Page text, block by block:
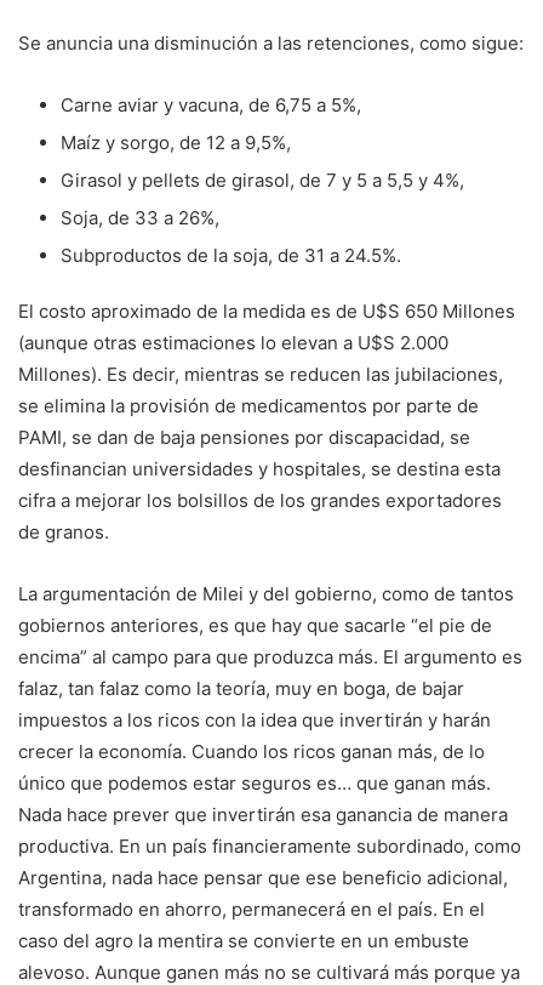
Se anuncia una disminución a las retenciones, como sigue:
Carne aviar y vacuna, de 6,75 a 5%,
Maíz y sorgo, de 12 a 9,5%,
Girasol y pellets de girasol, de 7 y 5 a 5,5 y 4%,
Soja, de 33 a 26%,
Subproductos de la soja, de 31 a 24.5%.
El costo aproximado de la medida es de U$S 650 Millones
(aunque otras estimaciones lo elevan a U$S 2.000
Millones). Es decir, mientras se reducen las jubilaciones,
se elimina la provisión de medicamentos por parte de
PAMI, se dan de baja pensiones por discapacidad, se
desfinancian universidades y hospitales, se destina esta
cifra a mejorar los bolsillos de los grandes exportadores
de granos.
La argumentación de Milei y del gobierno, como de tantos
gobiernos anteriores, es que hay que sacarle “el pie de
encima” al campo para que produzca más. El argumento es
falaz, tan falaz como la teoría, muy en boga, de bajar
impuestos a los ricos con la idea que invertirán y harán
crecer la economía. Cuando los ricos ganan más, de lo
único que podemos estar seguros es… que ganan más.
Nada hace prever que invertirán esa ganancia de manera
productiva. En un país financieramente subordinado, como
Argentina, nada hace pensar que ese beneficio adicional,
transformado en ahorro, permanecerá en el país. En el
caso del agro la mentira se convierte en un embuste
alevoso. Aunque ganen más no se cultivará más porque ya